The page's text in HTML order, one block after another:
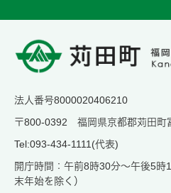
法人番号8000020406210
〒800-0392 福岡県京都郡苅田町
Tel:093-434-1111(代表)
開庁時間：午前8時30分～午後5時
末年始を除く）